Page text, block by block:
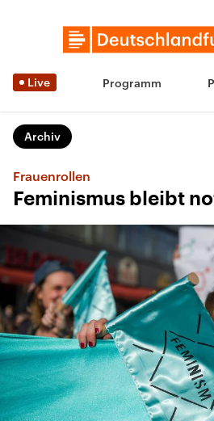
Live Programm
Archiv
Frauenrollen
Feminismus bleibt